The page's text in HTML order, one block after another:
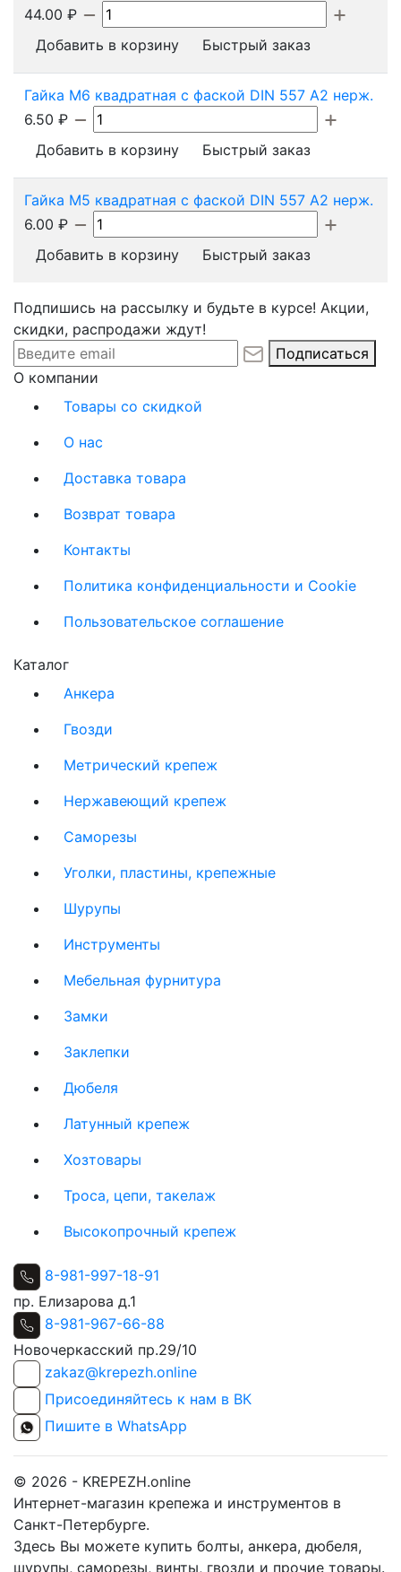
44.00 ₽
Добавить в корзину
Быстрый заказ
Гайка М6 квадратная с фаской DIN 557 А2 нерж.
6.50 ₽
Добавить в корзину
Быстрый заказ
Гайка М5 квадратная с фаской DIN 557 А2 нерж.
6.00 ₽
Добавить в корзину
Быстрый заказ
Подпишись на рассылку и будьте в курсе! Акции,
скидки, распродажи ждут!
Подписаться
О компании
Товары со скидкой
О нас
Доставка товара
Возврат товара
Контакты
Политика конфиденциальности и Cookie
Пользовательское соглашение
Каталог
Анкера
Гвозди
Метрический крепеж
Нержавеющий крепеж
Саморезы
Уголки, пластины, крепежные
Шурупы
Инструменты
Мебельная фурнитура
Замки
Заклепки
Дюбеля
Латунный крепеж
Хозтовары
Троса, цепи, такелаж
Высокопрочный крепеж
8-981-997-18-91
пр. Елизарова д.1
8-981-967-66-88
Новочеркасский пр.29/10
zakaz@krepezh.online
Присоединяйтесь к нам в ВК
Пишите в WhatsApp
© 2026 - KREPEZH.online
Интернет-магазин крепежа и инструментов в
Санкт-Петербурге.
Здесь Вы можете купить болты, анкера, дюбеля,
шурупы, саморезы, винты, гвозди и прочие товары.